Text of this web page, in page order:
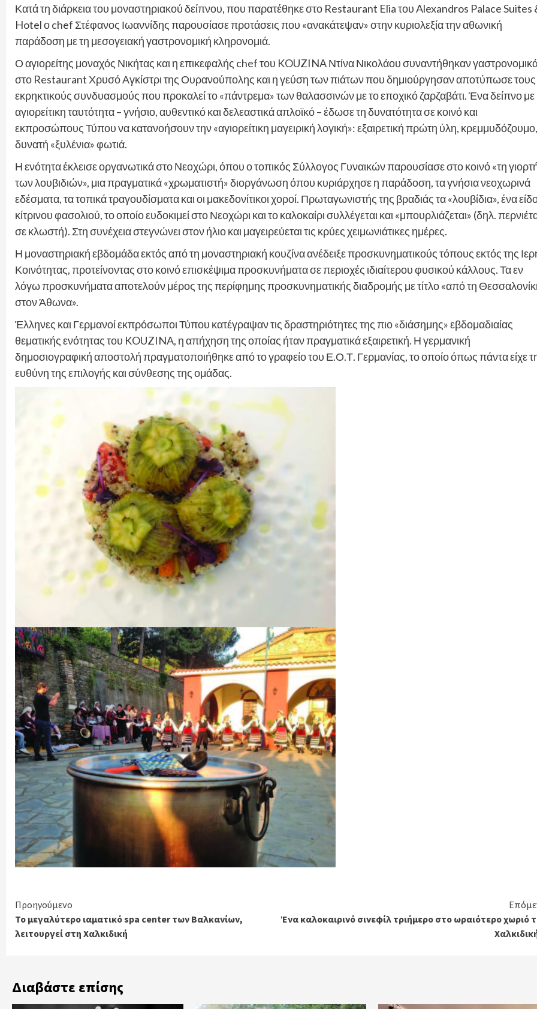
Κατά τη διάρκεια του μοναστηριακού δείπνου, που παρατέθηκε στο Restaurant Elia του Alexandros Palace Suites
Hotel ο chef Στέφανος Ιωαννίδης παρουσίασε προτάσεις που «ανακάτεψαν» στην κυριολεξία την αθωνική
παράδοση με τη μεσογειακή γαστρονομική κληρονομιά.
Ο αγιορείτης μοναχός Νικήτας και η επικεφαλής chef του KOUZINA Ντίνα Νικολάου συναντήθηκαν
στο Restaurant Χρυσό Αγκίστρι της Ουρανούπολης και η γεύση των πιάτων που δημιούργησαν αποτύπωσε τους
εκρηκτικούς συνδυασμούς που προκαλεί το «πάντρεμα» των θαλασσινών με το εποχικό ζαρζαβάτι. Ένα δείπνο με
αγιορείτικη ταυτότητα – γνήσιο, αυθεντικό και δελεαστικά απλοϊκό – έδωσε τη δυνατότητα σε κοινό και
εκπροσώπους Τύπου να κατανοήσουν την «αγιορείτικη μαγειρική λογική»: εξαιρετική πρώτη ύλη, κρεμμυδόζουμο,
δυνατή «ξυλένια» φωτιά.
Η ενότητα έκλεισε οργανωτικά στο Νεοχώρι, όπου ο τοπικός Σύλλογος Γυναικών παρουσίασε στο κοινό «τη
των λουβιδιών», μια πραγματικά «χρωματιστή» διοργάνωση όπου κυριάρχησε η παράδοση, τα γνήσια νεοχωρινά
εδέσματα, τα τοπικά τραγουδίσματα και οι μακεδονίτικοι χοροί. Πρωταγωνιστής της βραδιάς τα «λουβίδια», ένα
κίτρινου φασολιού, το οποίο ευδοκιμεί στο Νεοχώρι και το καλοκαίρι συλλέγεται και «μπουρλιάζεται» (δηλ.
σε κλωστή). Στη συνέχεια στεγνώνει στον ήλιο και μαγειρεύεται τις κρύες χειμωνιάτικες ημέρες.
Η μοναστηριακή εβδομάδα εκτός από τη μοναστηριακή κουζίνα ανέδειξε προσκυνηματικούς τόπους εκτός της
Κοινότητας, προτείνοντας στο κοινό επισκέψιμα προσκυνήματα σε περιοχές ιδιαίτερου φυσικού κάλλους. Τα εν
λόγω προσκυνήματα αποτελούν μέρος της περίφημης προσκυνηματικής διαδρομής με τίτλο «από τη
στον Άθωνα».
Έλληνες και Γερμανοί εκπρόσωποι Τύπου κατέγραψαν τις δραστηριότητες της πιο «διάσημης» εβδομαδιαίας
θεματικής ενότητας του KOUZINA, η απήχηση της οποίας ήταν πραγματικά εξαιρετική. Η γερμανική
δημοσιογραφική αποστολή πραγματοποιήθηκε από το γραφείο του Ε.Ο.Τ. Γερμανίας, το οποίο όπως πάντα είχε
ευθύνη της επιλογής και σύνθεσης της ομάδας.
Continue
Reading
Προηγούμενο
Το μεγαλύτερο ιαματικό spa center των Βαλκανίων,
λειτουργεί στη Χαλκιδική
Ένα καλοκαιρινό σινεφίλ τριήμερο στο ωραιότερο χωριό
Διαβάστε επίσης